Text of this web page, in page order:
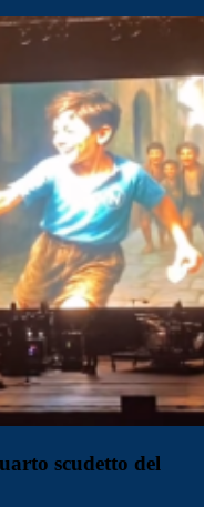
scudetto del